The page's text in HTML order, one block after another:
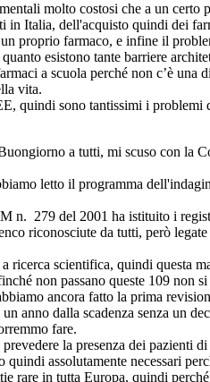
molto costosi che a un
dell'acquisto quindi dei
proprio farmaco, e infine il
esistono tante barriere
a scuola perché non c’è una
vita.
sono tantissimi i problemi
a tutti, mi scuso con la
letto il programma
279 del 2001 ha istituito i
riconosciute da tutti, però
scientifica, quindi questa
non passano queste 109 non
ancora fatto la prima
anno dalla scadenza senza un
fare.
la presenza dei pazienti
assolutamente necessari
in tutta Europa, quindi